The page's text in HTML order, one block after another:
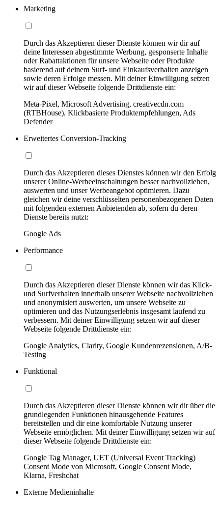
Marketing
Durch das Akzeptieren dieser Dienste können wir dir auf
deine Interessen abgestimmte Werbung, gesponserte Inhalte
oder Rabattaktionen für unsere Webseite oder Produkte
basierend auf deinem Surf- und Einkaufsverhalten anzeigen
sowie deren Erfolge messen. Mit deiner Einwilligung setzen
wir auf dieser Webseite folgende Drittdienste ein:
Meta-Pixel, Microsoft Advertising, creativecdn.com
(RTBHouse), Klickbasierte Produktempfehlungen, Ads
Defender
Erweitertes Conversion-Tracking
Durch das Akzeptieren dieses Dienstes können wir den Erfolg
unserer Online-Werbeeinschaltungen besser nachvollziehen,
auswerten und unser Werbeangebot optimieren. Dazu
gleichen wir deine verschlüsselten personenbezogenen Daten
mit folgenden externen Anbietenden ab, sofern du deren
Dienste bereits nutzt:
Google Ads
Performance
Durch das Akzeptieren dieser Dienste können wir das Klick-
und Surfverhalten innerhalb unserer Webseite nachvollziehen
und anonymisiert auswerten, um unsere Webseite zu
optimieren und das Nutzungserlebnis insgesamt laufend zu
verbessern. Mit deiner Einwilligung setzen wir auf dieser
Webseite folgende Drittdienste ein:
Google Analytics, Clarity, Google Kundenrezensionen, A/B-
Testing
Funktional
Durch das Akzeptieren dieser Dienste können wir dir über die
grundlegenden Funktionen hinausgehende Features
bereitstellen und dir eine komfortable Nutzung unserer
Webseite ermöglichen. Mit deiner Einwilligung setzen wir auf
dieser Webseite folgende Drittdienste ein:
Google Tag Manager, UET (Universal Event Tracking)
Consent Mode von Microsoft, Google Consent Mode,
Klarna, Freshchat
Externe Medieninhalte